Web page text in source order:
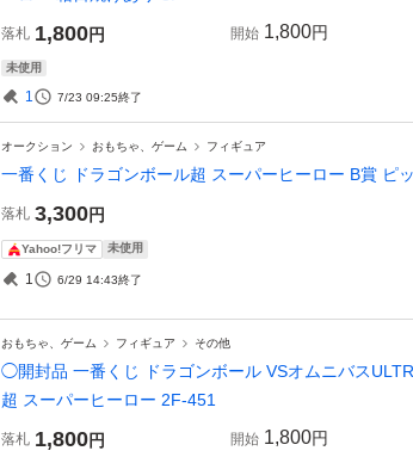
落札 1,800円 開始 1,800円
未使用
1 7/23 09:25終了
オークション おもちゃ、ゲーム フィギュア
一番くじ ドラゴンボール超 スーパーヒーロー B賞 ピ
落札 3,300円
Yahoo!フリマ 未使用
1 6/29 14:43終了
おもちゃ、ゲーム フィギュア その他
◯開封品 一番くじ ドラゴンボール VSオムニバス
超 スーパーヒーロー 2F-451
落札 1,800円 開始 1,800円